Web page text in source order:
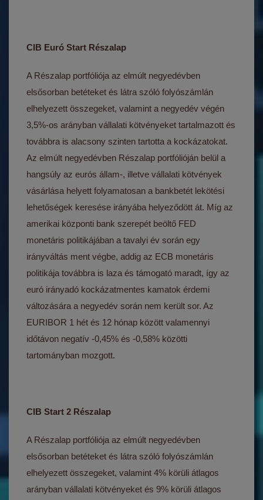
CIB Euró Start Részalap
A Részalap portfóliója az elmúlt negyedévben
elsősorban betéteket és látra szóló folyószámlán
elhelyezett összegeket, valamint a negyedév végén
3,5%-os arányban vállalati kötvényeket tartalmazott és
továbbra is alacsony szinten tartotta a kockázatokat.
Az elmúlt negyedévben Részalap portfólióján belül a
hangsúly az eurós állam-, illetve vállalati kötvények
vásárlása helyett folyamatosan a bankbetét lekötési
lehetőségek keresése irányába helyeződött át. Míg az
amerikai központi bank szerepét beöltő FED
monetáris politikájában a tavalyi év során egy
irányváltás ment végbe, addig az ECB monetáris
politikája továbbra is laza és támogató maradt, így az
euró irányadó kockázatmentes kamatok érdemi
változására a negyedév során nem került sor. Az
EURIBOR 1 hét és 12 hónap között valamennyi
időtávon negatív -0,45% és -0,58% közötti
tartományban mozgott.
CIB Start 2 Részalap
A Részalap portfóliója az elmúlt negyedévben
elsősorban betéteket és látra szóló folyószámlán
elhelyezett összegeket, valamint 4% körüli átlagos
arányban vállalati kötvényeket és 9% körüli átlagos